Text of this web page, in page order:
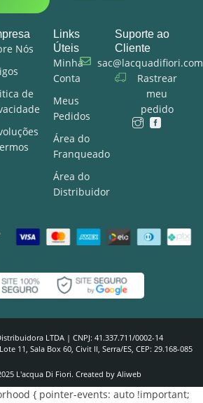
Nós
de
Links
Úteis
Minha
Conta
Meus
Pedidos
Área do
Franqueado
Área do
Distribuidor
Suporte ao
Cliente
Rastrear
meu
pedido
LTDA | CNPJ: 41.337.711/0002-14
11, Sala Box 60, Civit II, Serra/ES, CEP: 29.168-085
L'acqua Di Fiori. Created by Aliweb
{ pointer-events: auto !important;